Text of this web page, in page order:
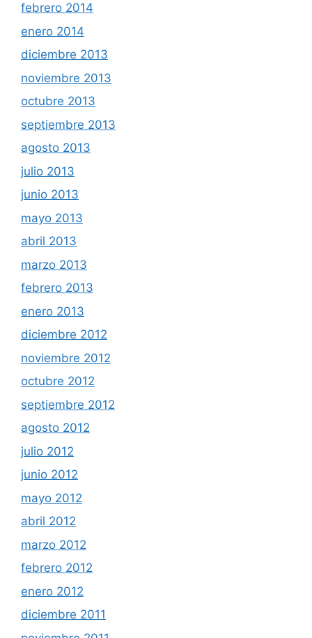
febrero 2014
enero 2014
diciembre 2013
noviembre 2013
octubre 2013
septiembre 2013
agosto 2013
julio 2013
junio 2013
mayo 2013
abril 2013
marzo 2013
febrero 2013
enero 2013
diciembre 2012
noviembre 2012
octubre 2012
septiembre 2012
agosto 2012
julio 2012
junio 2012
mayo 2012
abril 2012
marzo 2012
febrero 2012
enero 2012
diciembre 2011